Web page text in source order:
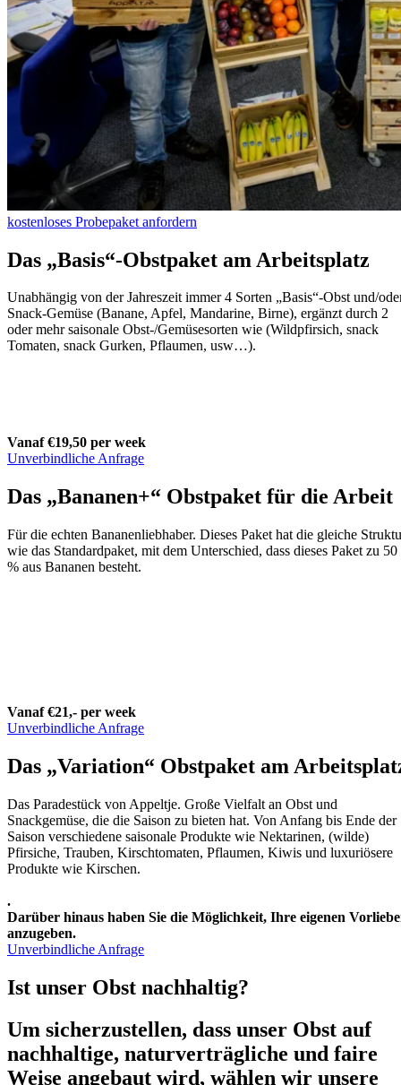
kostenloses Probepaket anfordern
Das „Basis“-Obstpaket am Arbeitsplatz
Unabhängig von der Jahreszeit immer 4 Sorten „Basis“-Obst und/
Snack-Gemüse (Banane, Apfel, Mandarine, Birne), ergänzt durch 2
oder mehr saisonale Obst-/Gemüsesorten wie (Wildpfirsich, snack
Tomaten, snack Gurken, Pflaumen, usw…).
Vanaf €19,50 per week
Unverbindliche Anfrage
Das „Bananen+“ Obstpaket für die Arbeit
Für die echten Bananenliebhaber. Dieses Paket hat die gleiche
wie das Standardpaket, mit dem Unterschied, dass dieses Paket zu 50
% aus Bananen besteht.
Vanaf €21,- per week
Unverbindliche Anfrage
Das „Variation“ Obstpaket am
Das Paradestück von Appeltje. Große Vielfalt an Obst und
Snackgemüse, die die Saison zu bieten hat. Von Anfang bis Ende der
Saison verschiedene saisonale Produkte wie Nektarinen, (wilde)
Pfirsiche, Trauben, Kirschtomaten, Pflaumen, Kiwis und luxuriösere
Produkte wie Kirschen.
.
Darüber hinaus haben Sie die Möglichkeit, Ihre eigenen
anzugeben.
Unverbindliche Anfrage
Ist unser Obst nachhaltig?
Um sicherzustellen, dass unser Obst auf
nachhaltige, naturverträgliche und faire
Weise angebaut wird, wählen wir unsere